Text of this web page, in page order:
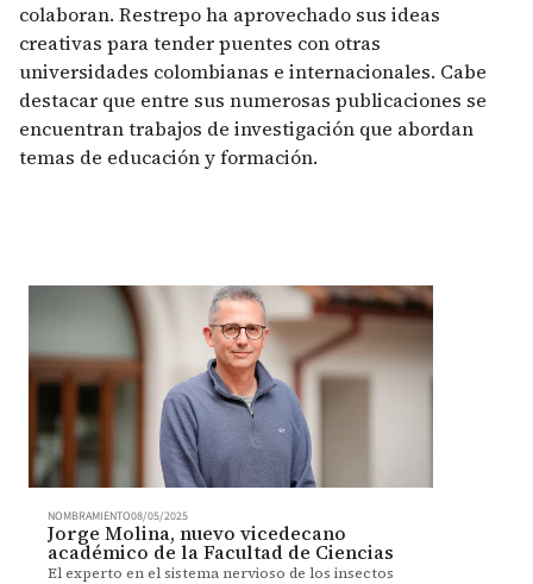
colaboran. Restrepo ha aprovechado sus ideas
creativas para tender puentes con otras
universidades colombianas e internacionales. Cabe
destacar que entre sus numerosas publicaciones se
encuentran trabajos de investigación que abordan
temas de educación y formación.
NOMBRAMIENTO08/05/2025
Jorge Molina, nuevo vicedecano
académico de la Facultad de Ciencias
El experto en el sistema nervioso de los insectos